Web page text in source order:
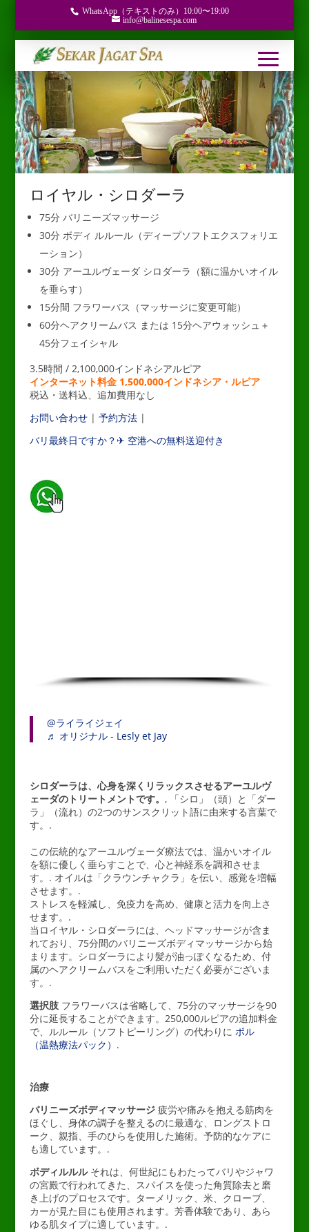
WhatsApp（テキストのみ）10:00〜19:00
info@balinesespa.com
ロイヤル・シロダーラ
75分 バリニーズマッサージ
30分 ボディ ルルール（ディープソフトエクスフォリエ
ーション）
30分 アーユルヴェーダ シロダーラ（額に温かいオイル
を垂らす）
15分間 フラワーバス（マッサージに変更可能）
60分ヘアクリームバス または 15分ヘアウォッシュ＋
45分フェイシャル
3.5時間 / 2,100,000インドネシアルピア
インターネット料金 1,500,000インドネシア・ルピア
税込・送料込、追加費用なし
お問い合わせ| 予約方法 |
バリ最終日ですか？✈ 空港への無料送迎付き
@ライライジェイ
♬ オリジナル - Lesly et Jay
シロダーラは、心身を深くリラックスさせるアーユルヴ
ェーダのトリートメントです。 , 「シロ」（頭）と「ダー
ラ」（流れ）の2つのサンスクリット語に由来する言葉で
す。.
この伝統的なアーユルヴェーダ療法では、温かいオイル
を額に優しく垂らすことで、心と神経系を調和させま
す。. オイルは「クラウンチャクラ」を伝い、感覚を増幅
させます。.
ストレスを軽減し、免疫力を高め、健康と活力を向上さ
せます。.
当ロイヤル・シロダーラには、ヘッドマッサージが含ま
れており、75分間のバリニーズボディマッサージから始
まります。シロダーラにより髪が油っぽくなるため、付
属のヘアクリームバスをご利用いただく必要がございま
す。.
選択肢フラワーバスは省略して、75分のマッサージを90
分に延長することができます。250,000ルピアの追加料金
で、ルルール（ソフトピーリング）の代わりに ボル
（温熱療法パック） .
治療
バリニーズボディマッサージ疲労や痛みを抱える筋肉を
ほぐし、身体の調子を整えるのに最適な、ロングストロ
ーク、親指、手のひらを使用した施術。予防的なケアに
も適しています。.
ボディルルルそれは、何世紀にもわたってバリやジャワ
の宮殿で行われてきた、スパイスを使った角質除去と磨
き上げのプロセスです。ターメリック、米、クローブ、
カーが見た目にも使用されます。芳香体験であり、あら
ゆる肌タイプに適しています。.